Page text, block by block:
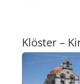
Klöster –